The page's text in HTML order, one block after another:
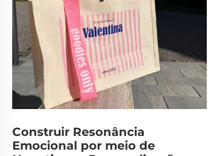
Construir Resonância
Emocional por meio de